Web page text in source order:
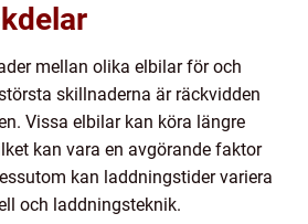
mellan olika elbilar för och
skillnaderna är räckvidden
Vissa elbilar kan köra längre
kan vara en avgörande faktor
kan laddningstider variera
och laddningsteknik.